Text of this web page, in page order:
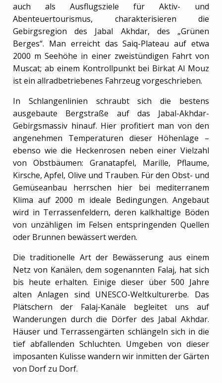
auch als Ausflugsziele für Aktiv- und
Abenteuertourismus, charakterisieren die
Gebirgsregion des Jabal Akhdar, des „Grünen
Berges“. Man erreicht das Saiq-Plateau auf etwa
2000 m Seehöhe in einer zweistündigen Fahrt von
Muscat; ab einem Kontrollpunkt bei Birkat Al Mouz
ist ein allradbetriebenes Fahrzeug vorgeschrieben.
In Schlangenlinien schraubt sich die bestens
ausgebaute Bergstraße auf das Jabal-Akhdar-
Gebirgsmassiv hinauf. Hier profitiert man von den
angenehmen Temperaturen dieser Höhenlage –
ebenso wie die Heckenrosen neben einer Vielzahl
von Obstbäumen: Granatapfel, Marille, Pflaume,
Kirsche, Apfel, Olive und Trauben. Für den Obst- und
Gemüseanbau herrschen hier bei mediterranem
Klima auf 2000 m ideale Bedingungen. Angebaut
wird in Terrassenfeldern, deren kalkhaltige Böden
von unzähligen im Felsen entspringenden Quellen
oder Brunnen bewässert werden.
Die traditionelle Art der Bewässerung aus einem
Netz von Kanälen, dem sogenannten Falaj, hat sich
bis heute erhalten. Einige dieser über 500 Jahre
alten Anlagen sind UNESCO-Weltkulturerbe. Das
Plätschern der Falaj-Kanäle begleitet uns auf
Wanderungen durch die Dörfer des Jabal Akhdar.
Häuser und Terrassengärten schlängeln sich in die
tief abfallenden Schluchten. Umgeben von dieser
imposanten Kulisse wandern wir inmitten der Gärten
von Dorf zu Dorf.